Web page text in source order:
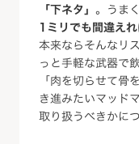
「下ネタ」 。うま
1ミリでも間違え
本来ならそんなリ
っと手軽な武器で
「肉を切らせて骨
き進みたいマッド
取り扱うべきかに